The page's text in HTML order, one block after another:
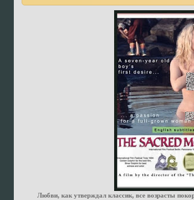
Любви, как утверждал классик, все возрасты